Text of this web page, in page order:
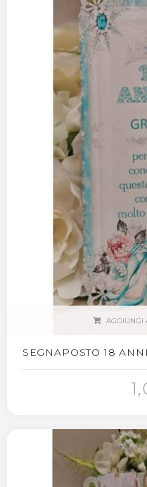
AGGIUNGI
SEGNAPOSTO 18